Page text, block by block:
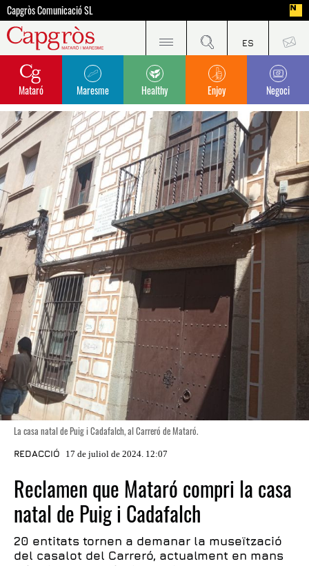
Capgròs Comunicació SL
Mataró Maresme Healthy Enjoy Negoci
La casa natal de Puig i Cadafalch, al Carreró de Mataró.
REDACCIÓ 17 de juliol de 2024. 12:07
Reclamen que Mataró compri la casa
natal de Puig i Cadafalch
20 entitats tornen a demanar la museïtzació
del casalot del Carreró, actualment en mans